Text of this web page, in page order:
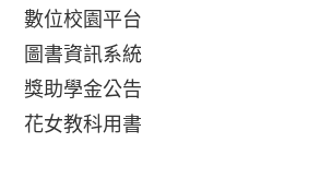
數位校園平台
圖書資訊系統
獎助學金公告
花女教科用書